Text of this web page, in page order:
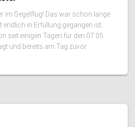
im Segelflug! Das war schon lange
endlich in Erfüllung gegangen ist.
seit einigen Tagen für den 07.05.
und bereits am Tag zuvor